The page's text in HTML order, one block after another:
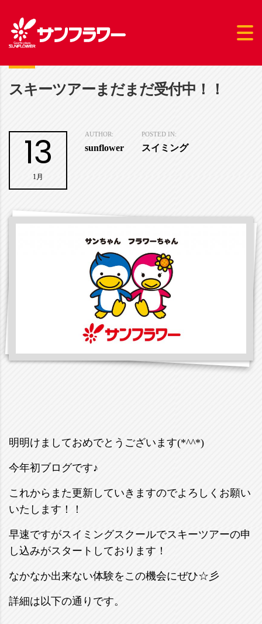
スキーツアーまだまだ受付中！！
13
1月
AUTHOR:
sunflower
POSTED IN:
スイミング
明明けましておめでとうございます(*^^*)
今年初ブログです♪
これからまた更新していきますのでよろしくお願い
いたします！！
早速ですがスイミングスクールでスキーツアーの申
し込みがスタートしております！
なかなか出来ない体験をこの機会にぜひ☆彡
詳細は以下の通りです。